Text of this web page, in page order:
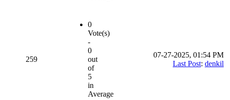
259
0
Vote(s)
-
0
out
of
5
in
Average
07-27-2025, 01:54 PM
Last Post: denkil